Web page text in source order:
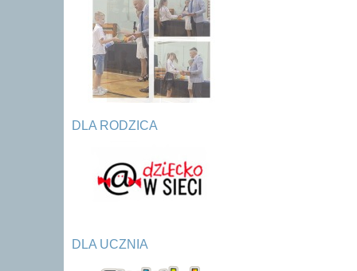
DLA RODZICA
DLA UCZNIA